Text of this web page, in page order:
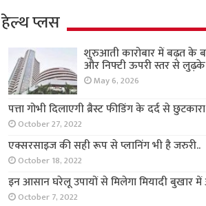
हेल्थ प्लस
शुरुआती कारोबार में बढ़त के
और निफ्टी ऊपरी स्तर से लुढ़के
May 6, 2026
पत्ता गोभी दिलाएगी ब्रैस्ट फीडिंग के दर्द से
October 27, 2022
एक्सरसाइज की सही रूप से प्लानिंग भी है जरुरी..
October 18, 2022
इन आसान घरेलू उपायों से मिलेगा मियादी बुखार
October 7, 2022